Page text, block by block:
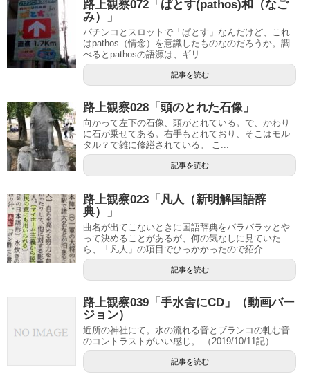
路上観察072「ぱとす(pathos)和（なご
み）」
パチンコとスロットで「ぱとす」なんだけど、これ
はpathos（情念）を意識したものなのだろうか。調
べるとpathosの語源は、ギリ...
記事を読む
路上観察028「頭のとれた石像」
向かって左下の石像、頭がとれている。で、かわり
に石が乗せてある。右手もとれており、そこはモル
タル？で雑に修繕されている。 こ...
記事を読む
路上観察023「凡人（新明解国語辞
典）」
曲名が出てこないときに国語辞典をパラパラッとや
って決めることがあるが、何の気なしに見ていた
ら、「凡人」の項目でひっかかったので紹介...
記事を読む
路上観察039「手水舎にCD」（動画バー
ジョン）
近所の神社にて。水の流れる音とブランコの軋む音
のコントラストがいい感じ。 （2019/10/11記）
記事を読む